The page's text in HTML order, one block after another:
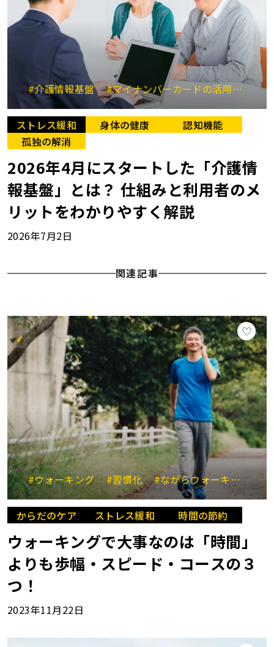
#介護情報基盤 #マイナンバーカードの活用 #要
ストレス緩和 身体の健康
認知機能
孤独の解消
2026年4月にスタートした「介護情
報基盤」とは？ 仕組みと利用者のメ
リットをわかりやすく解説
2026年7月2日
関連記事
#ウォーキング #習慣化 #ながらウォーキング #
からだのケア ストレス緩和 時間の節約
ウォーキングで大事なのは「時間」
よりも歩幅・スピード・コースの３
つ！
2023年11月22日